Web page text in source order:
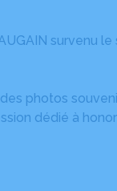
survenu
photos
dédié à